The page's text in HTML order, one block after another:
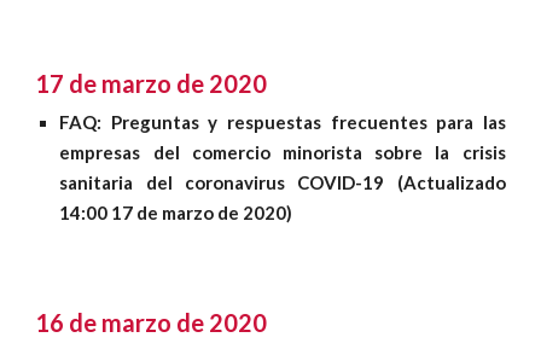
17 de marzo de 2020
FAQ: Preguntas y respuestas frecuentes para las
empresas del comercio minorista sobre la crisis
sanitaria del coronavirus COVID-19 (Actualizado
14:00 17 de marzo de 2020)
16 de marzo de 2020